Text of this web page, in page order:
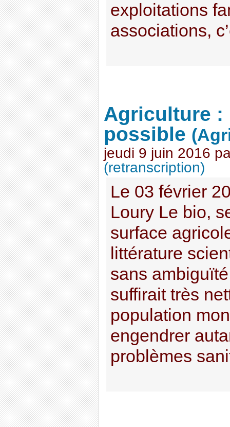
exploitations
associations,
Agriculture :
possible
jeudi 9 juin 2016
(retranscription)
Le 03 février
Loury Le bio,
surface
littérature
sans
suffirait très
population
engendrer
problèmes